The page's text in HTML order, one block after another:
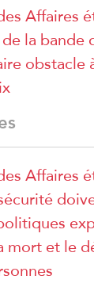
Affaires
la bande
Affaires
mort et le